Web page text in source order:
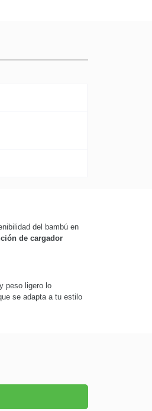
del bambú en
de cargador
peso ligero lo
se adapta a tu estilo